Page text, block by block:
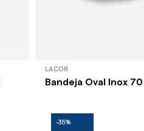
LACOR
Bandeja Oval Inox
-35%